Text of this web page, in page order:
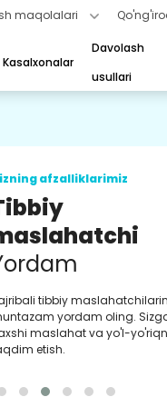
maqolalari
Kasalxonalar
Davolash
usullari
afzalliklarimiz
tibbiy
yordam oling.
maslahat va yo'l-
etish.